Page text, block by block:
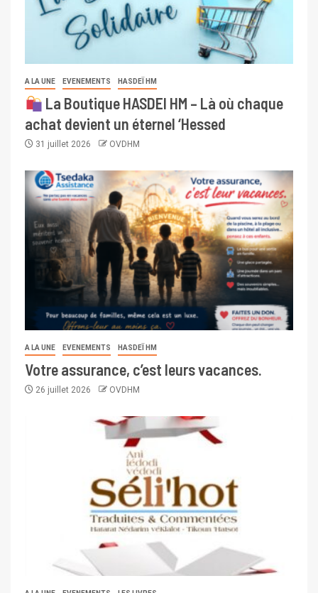
A LA UNE EVENEMENTS HASDEÏ HM
La Boutique HASDEI HM – Là où chaque
achat devient un éternel ‘Hessed
31 juillet 2026 OVDHM
A LA UNE EVENEMENTS HASDEÏ HM
Votre assurance, c’est leurs vacances.
26 juillet 2026 OVDHM